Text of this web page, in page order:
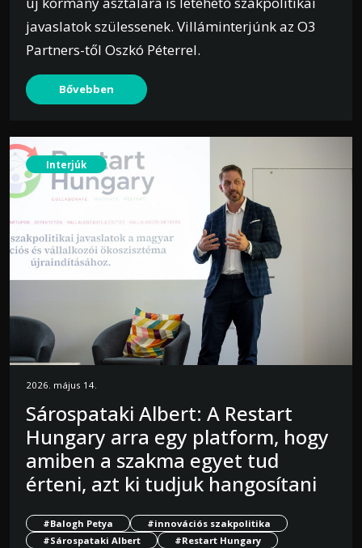
javaslatok szülessenek. Villáminterjúnk az O3
Partners-től Oszkó Péterrel.
Bővebben
Interjúk
2026. május 14.
Sárospataki Albert: A Restart
Hungary arra egy platform, hogy
amiben a szakma egyet tud
érteni, azt ki tudjuk hangosítani
#Balogh Petya
#innovációs szakpolitika
#Sárospataki Albert
#Restart Hungary